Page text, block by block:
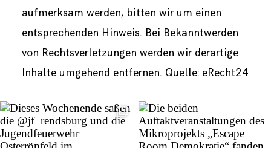
aufmerksam werden, bitten wir um einen
entsprechenden Hinweis. Bei Bekanntwerden
von Rechtsverletzungen werden wir derartige
Inhalte umgehend entfernen. Quelle: eRecht24